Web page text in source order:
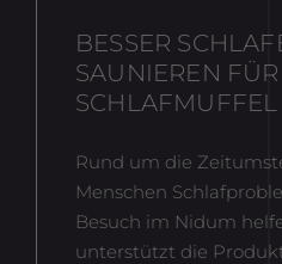
BESSER
SAUNIEREN FÜR
SCHLAFMUFFEL
Rund um die
Menschen
Besuch im Nidum
unterstützt die